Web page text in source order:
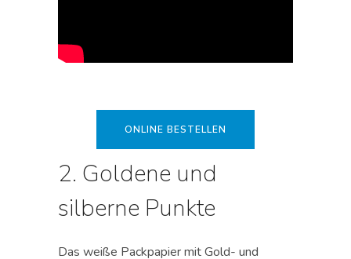
ONLINE BESTELLEN
2. Goldene und
silberne Punkte
Das weiße Packpapier mit Gold- und